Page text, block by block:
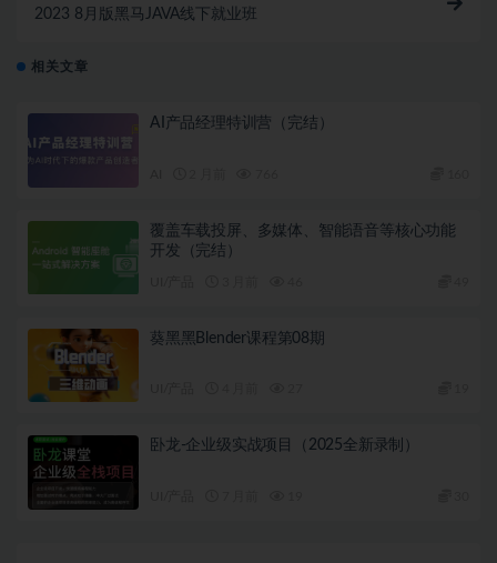
2023 8月版黑马JAVA线下就业班
相关文章
AI产品经理特训营（完结）
覆盖车载投屏、多媒体、智能语音等核心功能
开发（完结）
葵黑黑Blender课程第08期
卧龙-企业级实战项目（2025全新录制）